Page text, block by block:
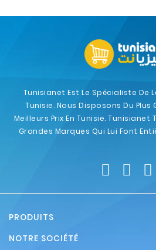
Tunisianet Est Le Spécialiste De
Tunisie. Nous Disposons Du Plus
Meilleurs Prix En Tunisie. Tunisianet
Grandes Marques Qui Lui Font
PRODUITS
NOTRE SOCIÉTÉ